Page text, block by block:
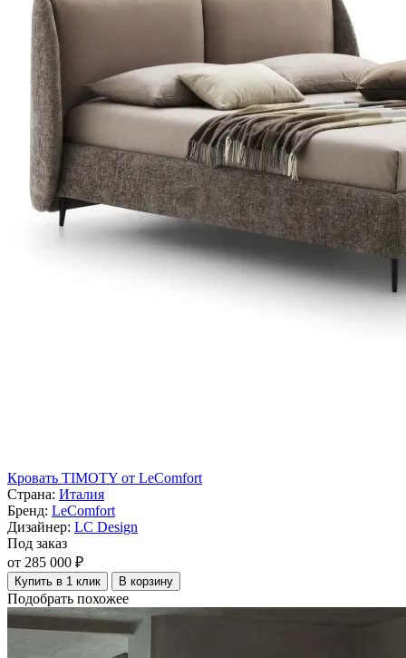
Кровать TIMOTY от LeComfort
Страна: Италия
Бренд: LeComfort
Дизайнер: LC Design
Под заказ
от 285 000 ₽
Купить в 1 клик В корзину
Подобрать похожее